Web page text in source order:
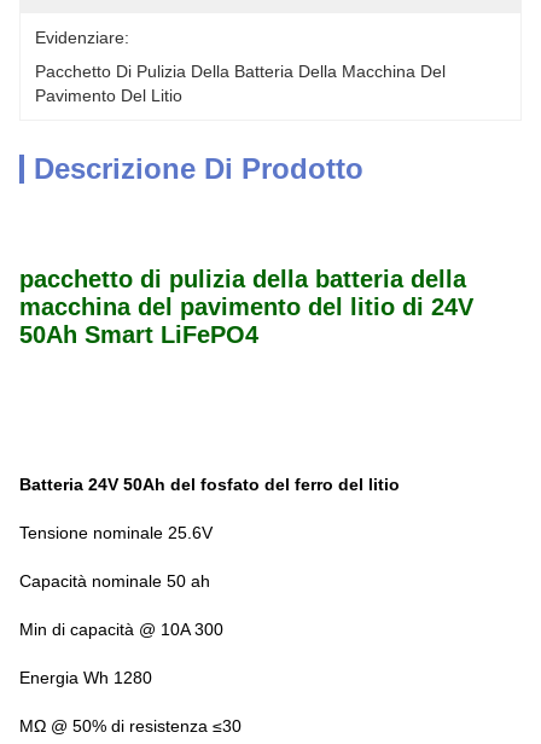
Evidenziare:
Pacchetto Di Pulizia Della Batteria Della Macchina Del
Pavimento Del Litio
Descrizione Di Prodotto
pacchetto di pulizia della batteria della
macchina del pavimento del litio di 24V
50Ah Smart LiFePO4
Batteria 24V 50Ah del fosfato del ferro del litio
Tensione nominale 25.6V
Capacità nominale 50 ah
Min di capacità @ 10A 300
Energia Wh 1280
MΩ @ 50% di resistenza ≤30